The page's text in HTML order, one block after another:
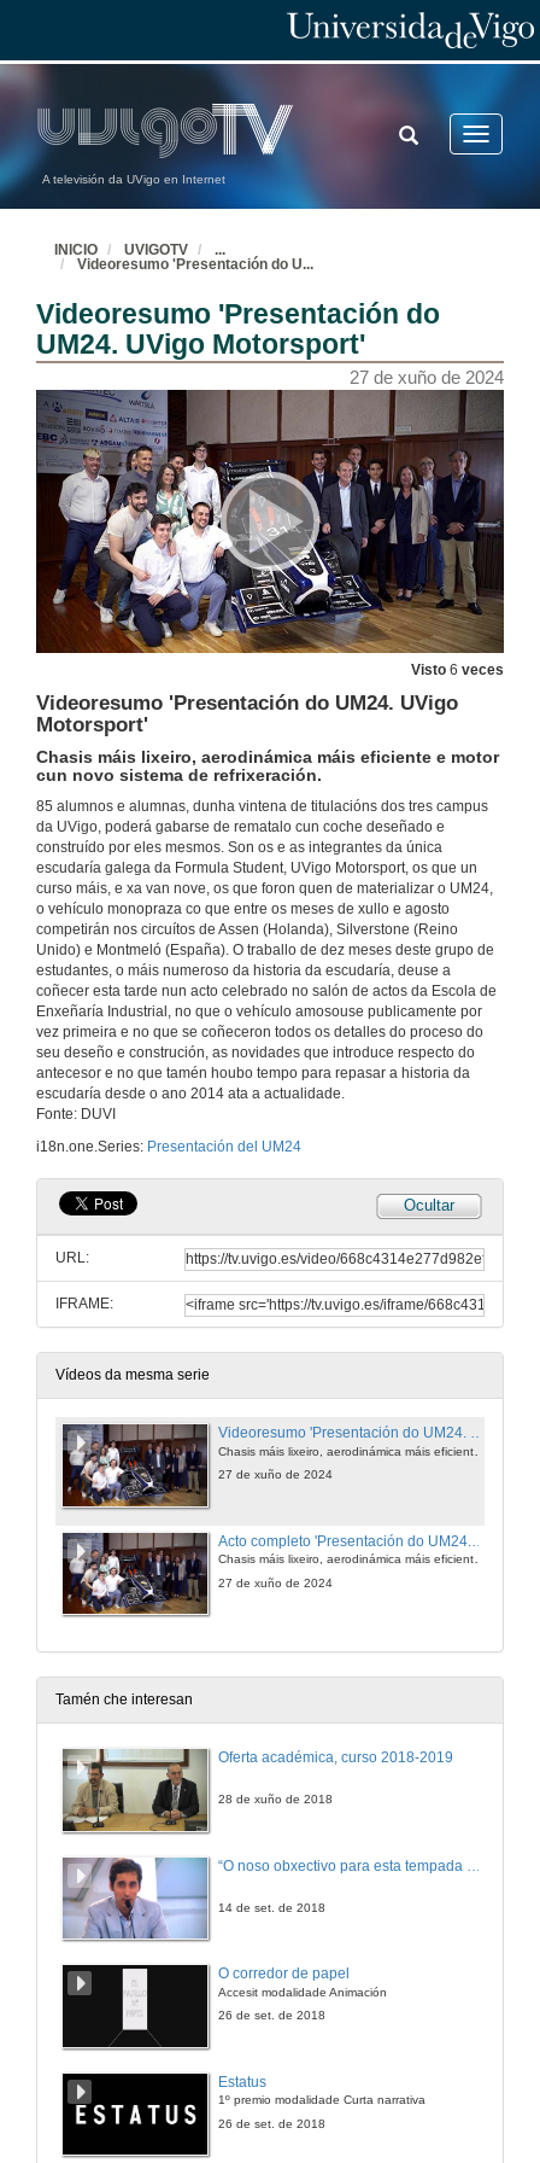
A televisión da UVigo en Internet
Toggle
TOGGLE
SEARCH
INICIO UVIGOTV
...
Videoresumo 'Presentación do U...
Videoresumo 'Presentación do
UM24. UVigo Motorsport'
27 de xuño de 2024
Visto 6 veces
Videoresumo 'Presentación do UM24. UVigo
Motorsport'
Chasis máis lixeiro, aerodinámica máis eficiente e motor
cun novo sistema de refrixeración.
85 alumnos e alumnas, dunha vintena de titulacións dos tres campus
da UVigo, poderá gabarse de rematalo cun coche deseñado e
construído por eles mesmos. Son os e as integrantes da única
escudaría galega da Formula Student, UVigo Motorsport, os que un
curso máis, e xa van nove, os que foron quen de materializar o UM24,
o vehículo monopraza co que entre os meses de xullo e agosto
competirán nos circuítos de Assen (Holanda), Silverstone (Reino
Unido) e Montmeló (España). O traballo de dez meses deste grupo de
estudantes, o máis numeroso da historia da escudaría, deuse a
coñecer esta tarde nun acto celebrado no salón de actos da Escola de
Enxeñaría Industrial, no que o vehículo amosouse publicamente por
vez primeira e no que se coñeceron todos os detalles do proceso do
seu deseño e construción, as novidades que introduce respecto do
antecesor e no que tamén houbo tempo para repasar a historia da
escudaría desde o ano 2014 ata a actualidade.
Fonte: DUVI
i18n.one.Series: Presentación del UM24
Ocultar
URL:
IFRAME:
Vídeos da mesma serie
Videoresumo 'Presentación do UM24. UVigo Motorsport'
27 de xuño de 2024
Chasis máis lixeiro, aerodinámica máis eficiente e motor cun novo sistema de refrixeración.
27 de xuño de 2024
Tamén che interesan
Oferta académica, curso 2018-2019
28 de xuño de 2018
14 de set. de 2018
O corredor de papel
Accesit modalidade Animación
26 de set. de 2018
Estatus
1º premio modalidade Curta narrativa
26 de set. de 2018